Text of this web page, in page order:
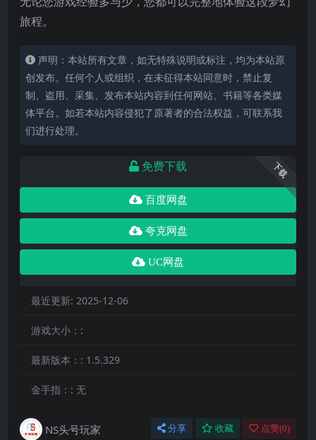
旅程。
声明：本站所有文章，如无特殊说明或标注，均为本站原
创发布。任何个人或组织，在未征得本站同意时，禁止复
制、盗用、采集、发布本站内容到任何网站、书籍等各类媒
体平台。如若本站内容侵犯了原著者的合法权益，可联系我
们进行处理。
下载
免费下载
百度网盘
夸克网盘
UC网盘
最近更新: 2025-12-06
游戏大小：:
最新版本：: 1.5.329
金手指：: 无
NS头号玩家 分享 收藏 点赞(0)